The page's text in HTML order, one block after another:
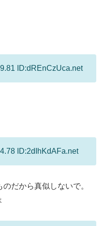
ID:dREnCzUca.net
ID:2dIhKdAFa.net
だから真似しないで。